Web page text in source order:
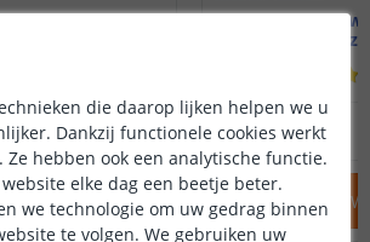
Capital II
79,95
Solar
Met los
OP VOORRAAD
IN
die daarop lijken helpen we u
Dankzij functionele cookies werkt
Ze hebben ook een analytische functie.
elke dag een beetje beter.
we technologie om uw gedrag binnen
te volgen. We gebruiken uw